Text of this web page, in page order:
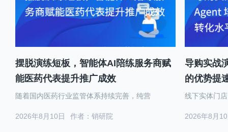
摆脱演练短板，智能体AI陪练服务商赋
能医药代表提升推广成效
作者：销研院
2026年8月10日
随着国内医药行业监管体系持续完善，纯营
导购实战
的优势提
2026年8月
线下实体门